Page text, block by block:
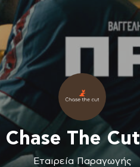
Chase The Cut
Εταιρεία Παραγωγής